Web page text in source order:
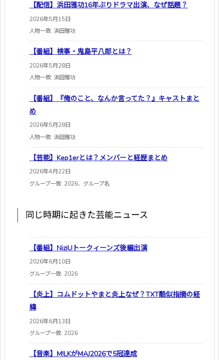
【配信】浜田雅功16年ぶりドラマ出演、なぜ話題？
2026年5月15日
人物一致: 浜田雅功
【番組】検事・鬼島平八郎とは？
2026年5月28日
人物一致: 浜田雅功
【番組】『俺のこと、なんか言ってた？』キャストまと
め
2026年5月28日
人物一致: 浜田雅功
【芸能】Kep1erとは？メンバーと経歴まとめ
2026年4月22日
グループ一致: 2026、グループ名
同じ時期に起きた芸能ニュース
【番組】NiziUトークィーンズ後編出演
2026年6月10日
グループ一致: 2026
【炎上】コムドットやまと炎上なぜ？TXT酷似指摘の経
緯
2026年6月13日
グループ一致: 2026
【音楽】M!LKがMAJ2026で5冠達成